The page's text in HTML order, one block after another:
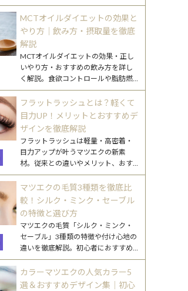
心者向けの選び方やまつ毛ケアのポ
イントも詳しく解説します。
MCTオイルダイエットの効果と
やり方｜飲み方・摂取量を徹底
解説
MCTオイルダイエットの効果・正し
いやり方・おすすめの飲み方を詳し
く解説。食欲コントロールや脂肪燃
焼のメカニズムから、毎日続けるコ
ツまで丁寧にご紹介します。
フラットラッシュとは？軽くて
目力UP！メリットとおすすめデ
ザインを徹底解説
フラットラッシュは軽量・高密着・
目力アップが叶うマツエクの新素
材。従来との違いやメリット、おす
すめデザインをわかりやすく解説し
ます。
マツエクの毛質3種類を徹底比
較！シルク・ミンク・セーブル
の特徴と選び方
マツエクの毛質「シルク・ミンク・
セーブル」3種類の特徴や付け心地の
違いを徹底解説。初心者におすすめ
の選び方や、なりたい目元別のポイ
ントもご紹介します。
カラーマツエクの人気カラー5
選＆おすすめデザイン集｜初心